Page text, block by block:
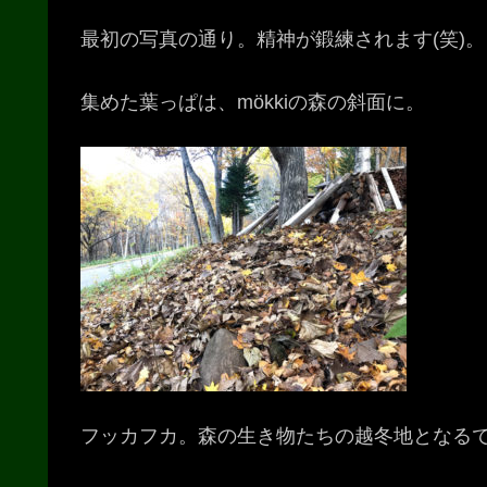
最初の写真の通り。精神が鍛練されます(笑)。
集めた葉っぱは、mökkiの森の斜面に。
フッカフカ。森の生き物たちの越冬地となる